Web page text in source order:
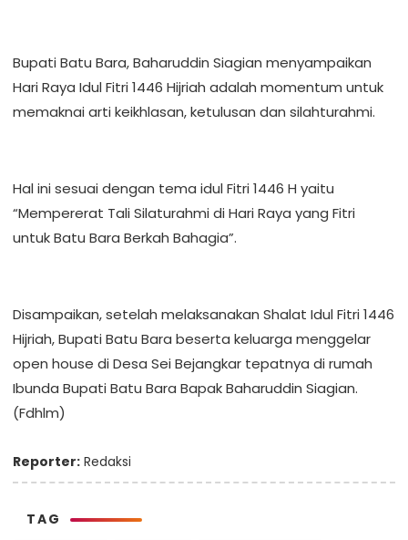
Bupati Batu Bara, Baharuddin Siagian menyampaikan
Hari Raya Idul Fitri 1446 Hijriah adalah momentum untuk
memaknai arti keikhlasan, ketulusan dan silahturahmi.
Hal ini sesuai dengan tema idul Fitri 1446 H yaitu
“Mempererat Tali Silaturahmi di Hari Raya yang Fitri
untuk Batu Bara Berkah Bahagia”.
Disampaikan, setelah melaksanakan Shalat Idul Fitri 1446
Hijriah, Bupati Batu Bara beserta keluarga menggelar
open house di Desa Sei Bejangkar tepatnya di rumah
Ibunda Bupati Batu Bara Bapak Baharuddin Siagian.
(Fdhlm)
Reporter: Redaksi
TAG